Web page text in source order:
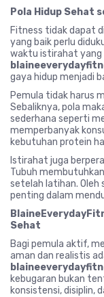
Pola Hidup Sehat
Fitness tidak dapat
yang baik perlu
waktu istirahat yang
gaya hidup menjadi
Pemula tidak harus
Sebaliknya, pola
sederhana seperti
memperbanyak
kebutuhan protein
Istirahat juga
Tubuh
setelah latihan. Oleh
penting dalam
Sehat
Bagi pemula aktif,
aman dan realistis
kebugaran bukan
konsistensi, disiplin,